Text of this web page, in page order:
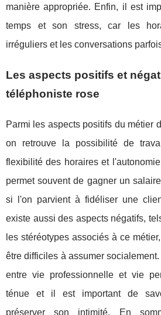
manière appropriée. Enfin, il est
temps et son stress, car les
irréguliers et les conversations
Les aspects positifs et
téléphoniste rose
Parmi les aspects positifs du métier
on retrouve la possibilité de
flexibilité des horaires et
permet souvent de gagner un
si l'on parvient à fidéliser une
existe aussi des aspects négatifs,
les stéréotypes associés à ce
être difficiles à assumer
entre vie professionnelle et vie
ténue et il est important de
préserver son intimité. En